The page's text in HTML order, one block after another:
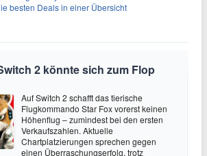
besten Deals in einer Übersicht
2 könnte sich zum Flop
Auf Switch 2 schafft das tierische
Flugkommando Star Fox vorerst keinen
Höhenflug – zumindest bei den ersten
Verkaufszahlen. Aktuelle
Chartplatzierungen sprechen gegen
einen Überraschungserfolg, trotz